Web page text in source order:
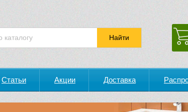
Статьи Акции Доставка